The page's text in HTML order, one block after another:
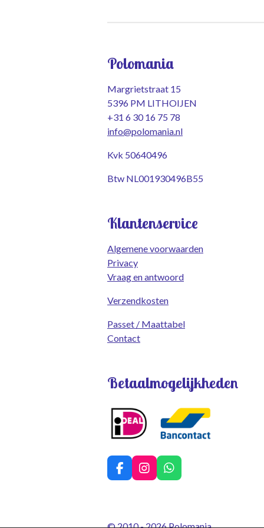
Polomania
Margrietstraat 15
5396 PM LITHOIJEN
+31 6 30 16 75 78
info@polomania.nl
Kvk 50640496
Btw NL001930496B55
Klantenservice
Algemene voorwaarden
Privacy
Vraag en antwoord
Verzendkosten
Passet / Maattabel
Contact
Betaalmogelijkheden
F
a
I
n
W
h